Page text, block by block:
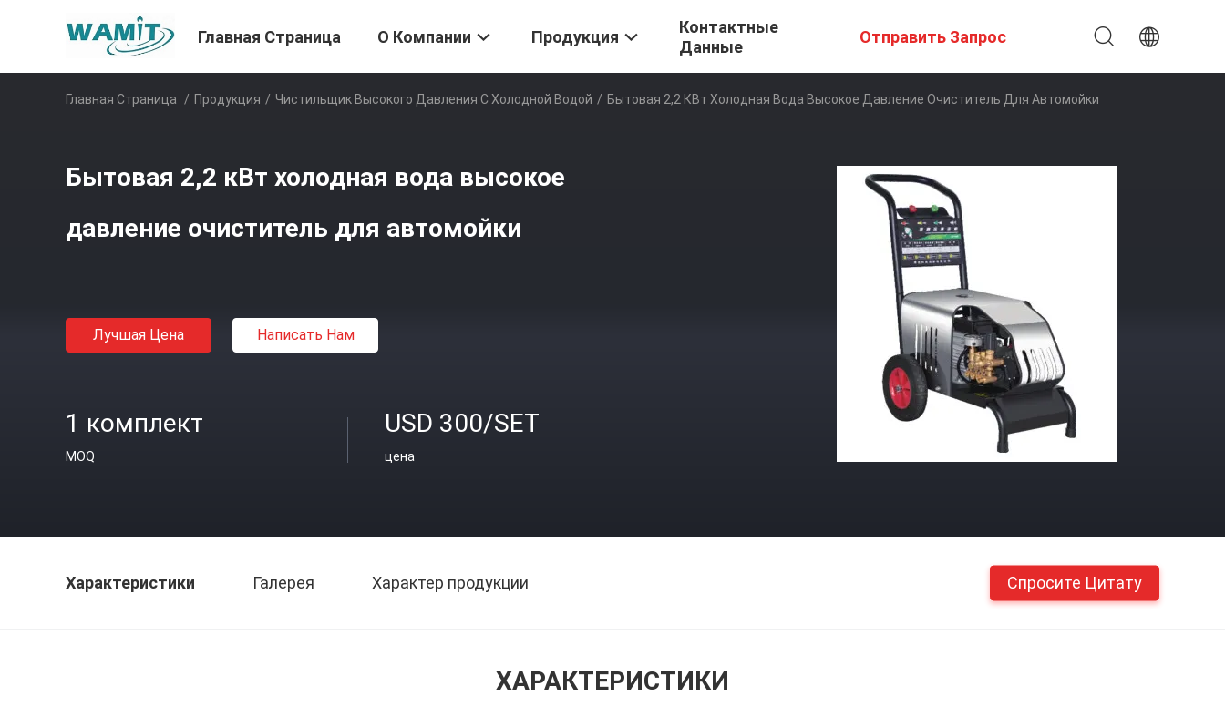
Главная Страница О Компании Продукция
Контактные
Данные
Отправить Запрос
Главная Страница / Продукция / Чистильщик Высокого Давления С Холодной Водой / Бытовая 2,2 КВт Холодная Вода Высокое Давление Очиститель Для Автомойки
Бытовая 2,2 кВт холодная вода высокое
давление очиститель для автомойки
Лучшая Цена Написать Нам
1 комплект
MOQ
USD 300/SET
цена
Характеристики Галерея Характер продукции Спросите Цитату
ХАРАКТЕРИСТИКИ